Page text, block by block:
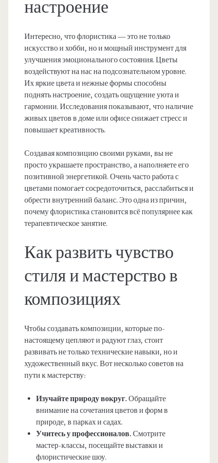
настроение
Интересно, что флористика — это не только
искусство и хобби, но и мощный инструмент для
улучшения эмоционального состояния. Цветы
воздействуют на нас на подсознательном уровне.
Их яркие цвета и нежные формы способны
поднять настроение, создать ощущение уюта и
гармонии. Исследования показывают, что наличие
живых цветов в доме или офисе снижает стресс и
повышает креативность.
Создавая композицию своими руками, вы не
просто украшаете пространство, а наполняете его
позитивной энергетикой. Очень часто работа с
цветами помогает сосредоточиться, расслабиться и
обрести внутренний баланс. Это одна из причин,
почему флористика становится всё популярнее как
терапевтическое занятие.
Как развить чувство
стиля и мастерство в
композициях
Чтобы создавать композиции, которые по-
настоящему цепляют и радуют глаз, стоит
развивать не только технические навыки, но и
художественный вкус. Вот несколько советов на
пути к мастерству:
Изучайте природу вокруг. Обращайте
внимание на сочетания цветов и форм в
природе, в парках и садах.
Учитесь у профессионалов. Смотрите
мастер-классы, посещайте выставки и
флористические шоу.